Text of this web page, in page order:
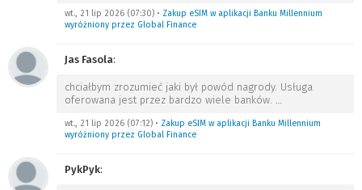
wt., 21 lip 2026 (07:30) • Zakup eSIM w aplikacji Banku Millennium
wyróżniony przez Global Finance
Jas Fasola:
chciałbym zrozumieć jaki był powód nagrody. Usługa
oferowana jest przez bardzo wiele banków. …
wt., 21 lip 2026 (07:12) • Zakup eSIM w aplikacji Banku Millennium
wyróżniony przez Global Finance
PykPyk: